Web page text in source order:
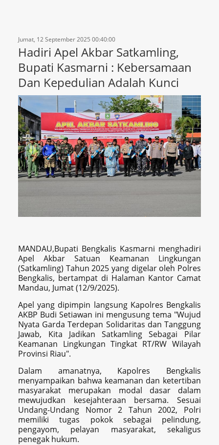
Jumat, 12 September 2025 00:40:00
Hadiri Apel Akbar Satkamling,
Bupati Kasmarni : Kebersamaan
Dan Kepedulian Adalah Kunci
MANDAU,Bupati Bengkalis Kasmarni menghadiri
Apel Akbar Satuan Keamanan Lingkungan
(Satkamling) Tahun 2025 yang digelar oleh Polres
Bengkalis, bertampat di Halaman Kantor Camat
Mandau, Jumat (12/9/2025).
Apel yang dipimpin langsung Kapolres Bengkalis
AKBP Budi Setiawan ini mengusung tema "Wujud
Nyata Garda Terdepan Solidaritas dan Tanggung
Jawab, Kita Jadikan Satkamling Sebagai Pilar
Keamanan Lingkungan Tingkat RT/RW Wilayah
Provinsi Riau".
Dalam amanatnya, Kapolres Bengkalis
menyampaikan bahwa keamanan dan ketertiban
masyarakat merupakan modal dasar dalam
mewujudkan kesejahteraan bersama. Sesuai
Undang-Undang Nomor 2 Tahun 2002, Polri
memiliki tugas pokok sebagai pelindung,
pengayom, pelayan masyarakat, sekaligus
penegak hukum.